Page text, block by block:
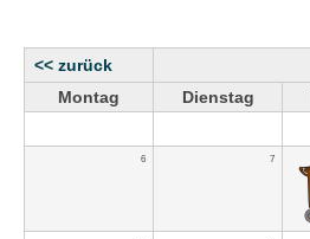
<< zurück
Montag
Dienstag
6 7